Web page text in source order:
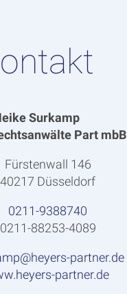
Surkamp
Part mbB
Fürstenwall 146
40217 Düsseldorf
0211-9388740
0211-88253-4089
partner.de
partner.de